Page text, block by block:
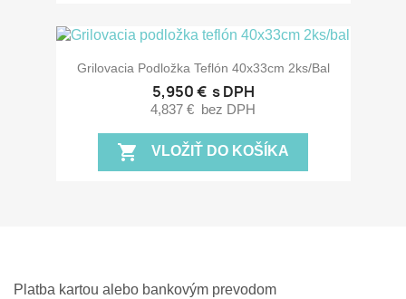
Grilovacia Podložka Teflón 40x33cm 2ks/bal
5,950 € s DPH
4,837 € bez DPH
shopping_cart VLOŽIŤ DO KOŠÍKA
Platba kartou alebo bankovým prevodom